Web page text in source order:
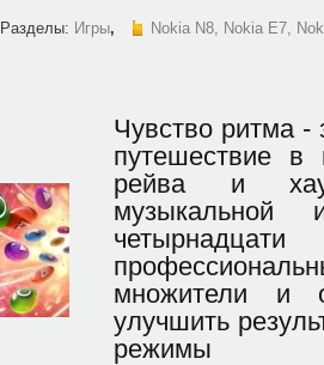
Игры, Nokia N8, Nokia E7,
Чувство ритма
путешествие в
рейва и
музыкальной
четырнадцати
множители и
улучшить
режимы